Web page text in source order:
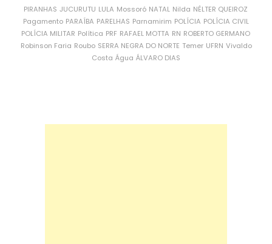
PIRANHAS JUCURUTU LULA Mossoró NATAL Nilda NÉLTER QUEIROZ
Pagamento PARAÍBA PARELHAS Parnamirim POLÍCIA POLÍCIA CIVIL
POLÍCIA MILITAR Política PRF RAFAEL MOTTA RN ROBERTO GERMANO
Robinson Faria Roubo SERRA NEGRA DO NORTE Temer UFRN Vivaldo
Costa Água ÁLVARO DIAS